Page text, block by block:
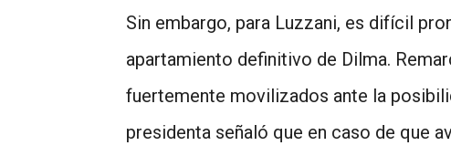
Sin embargo, para Luzzani, es difícil
apartamiento definitivo de Dilma.
fuertemente movilizados ante la
presidenta señaló que en caso de que